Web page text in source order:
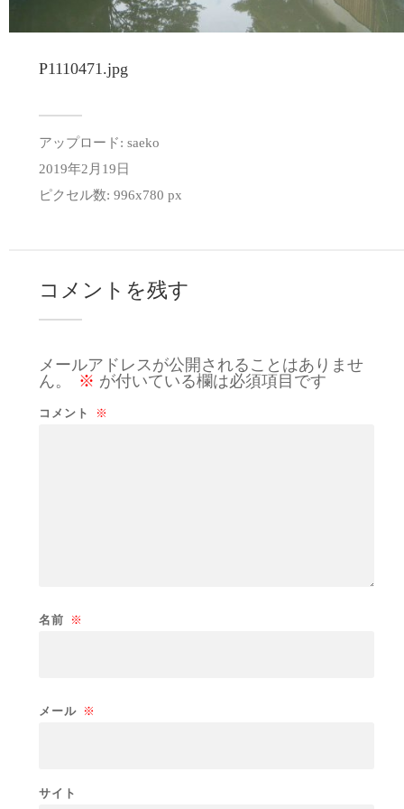
P1110471.jpg
アップロード: saeko
2019年2月19日
ピクセル数: 996x780 px
コメントを残す
メールアドレスが公開されることはありませ
ん。
※ が付いている欄は必須項目です
コメント ※
名前 ※
メール ※
サイト